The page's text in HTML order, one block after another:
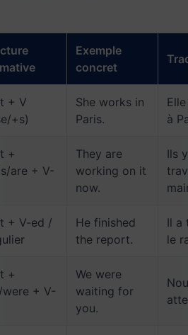
Exemple
concret
+ V
+s)
She works in
Paris.
à
+
are + V-
They are
working on it
now.
Ils y
+ V-ed /
He finished
the report.
Il a
le
+
were + V-
We were
waiting for
you.